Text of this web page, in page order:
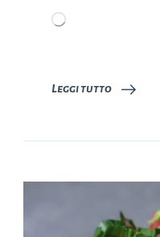
Caricamento
Leggi tutto